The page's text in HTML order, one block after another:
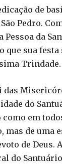
de
Pedro.
Pessoa da
sua festa
Trindade.
das
do
como em
mas de uma
de Deus. A
do